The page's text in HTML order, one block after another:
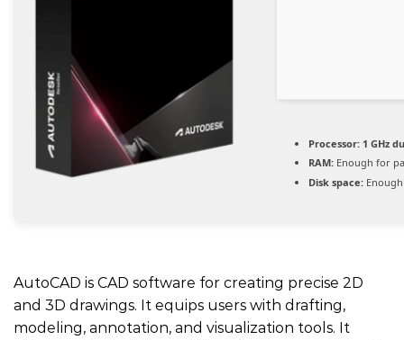
Processor: 1 GHz
RAM: Enough for
Disk space:
AutoCAD is CAD software for creating precise 2D
and 3D drawings. It equips users with drafting,
modeling, annotation, and visualization tools. It